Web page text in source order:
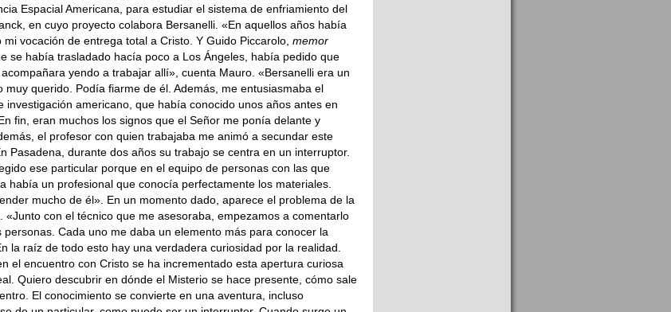
Espacial Americana, para estudiar el sistema de enfriamiento del
en cuyo proyecto colabora Bersanelli. «En aquellos años había
mi vocación de entrega total a Cristo. Y Guido Piccarolo, memor
se había trasladado hacía poco a Los Ángeles, había pedido que
yendo a trabajar allí», cuenta Mauro. «Bersanelli era un
muy querido. Podía fiarme de él. Además, me entusiasmaba el
investigación americano, que había conocido unos años antes en
fin, eran muchos los signos que el Señor me ponía delante y
el profesor con quien trabajaba me animó a secundar este
Pasadena, durante dos años su trabajo se centra en un interruptor.
ese particular porque en el equipo de personas con las que
había un profesional que conocía perfectamente los materiales.
mucho de él». En un momento dado, aparece el problema de la
«Junto con el técnico que me asesoraba, empezamos a comentarlo
personas. Cada uno me daba un elemento más para conocer la
la raíz de todo esto hay una verdadera curiosidad por la realidad.
el encuentro con Cristo se ha incrementado esta apertura curiosa
Quiero descubrir en dónde el Misterio se hace presente, cómo sale
El conocimiento se convierte en una aventura, incluso